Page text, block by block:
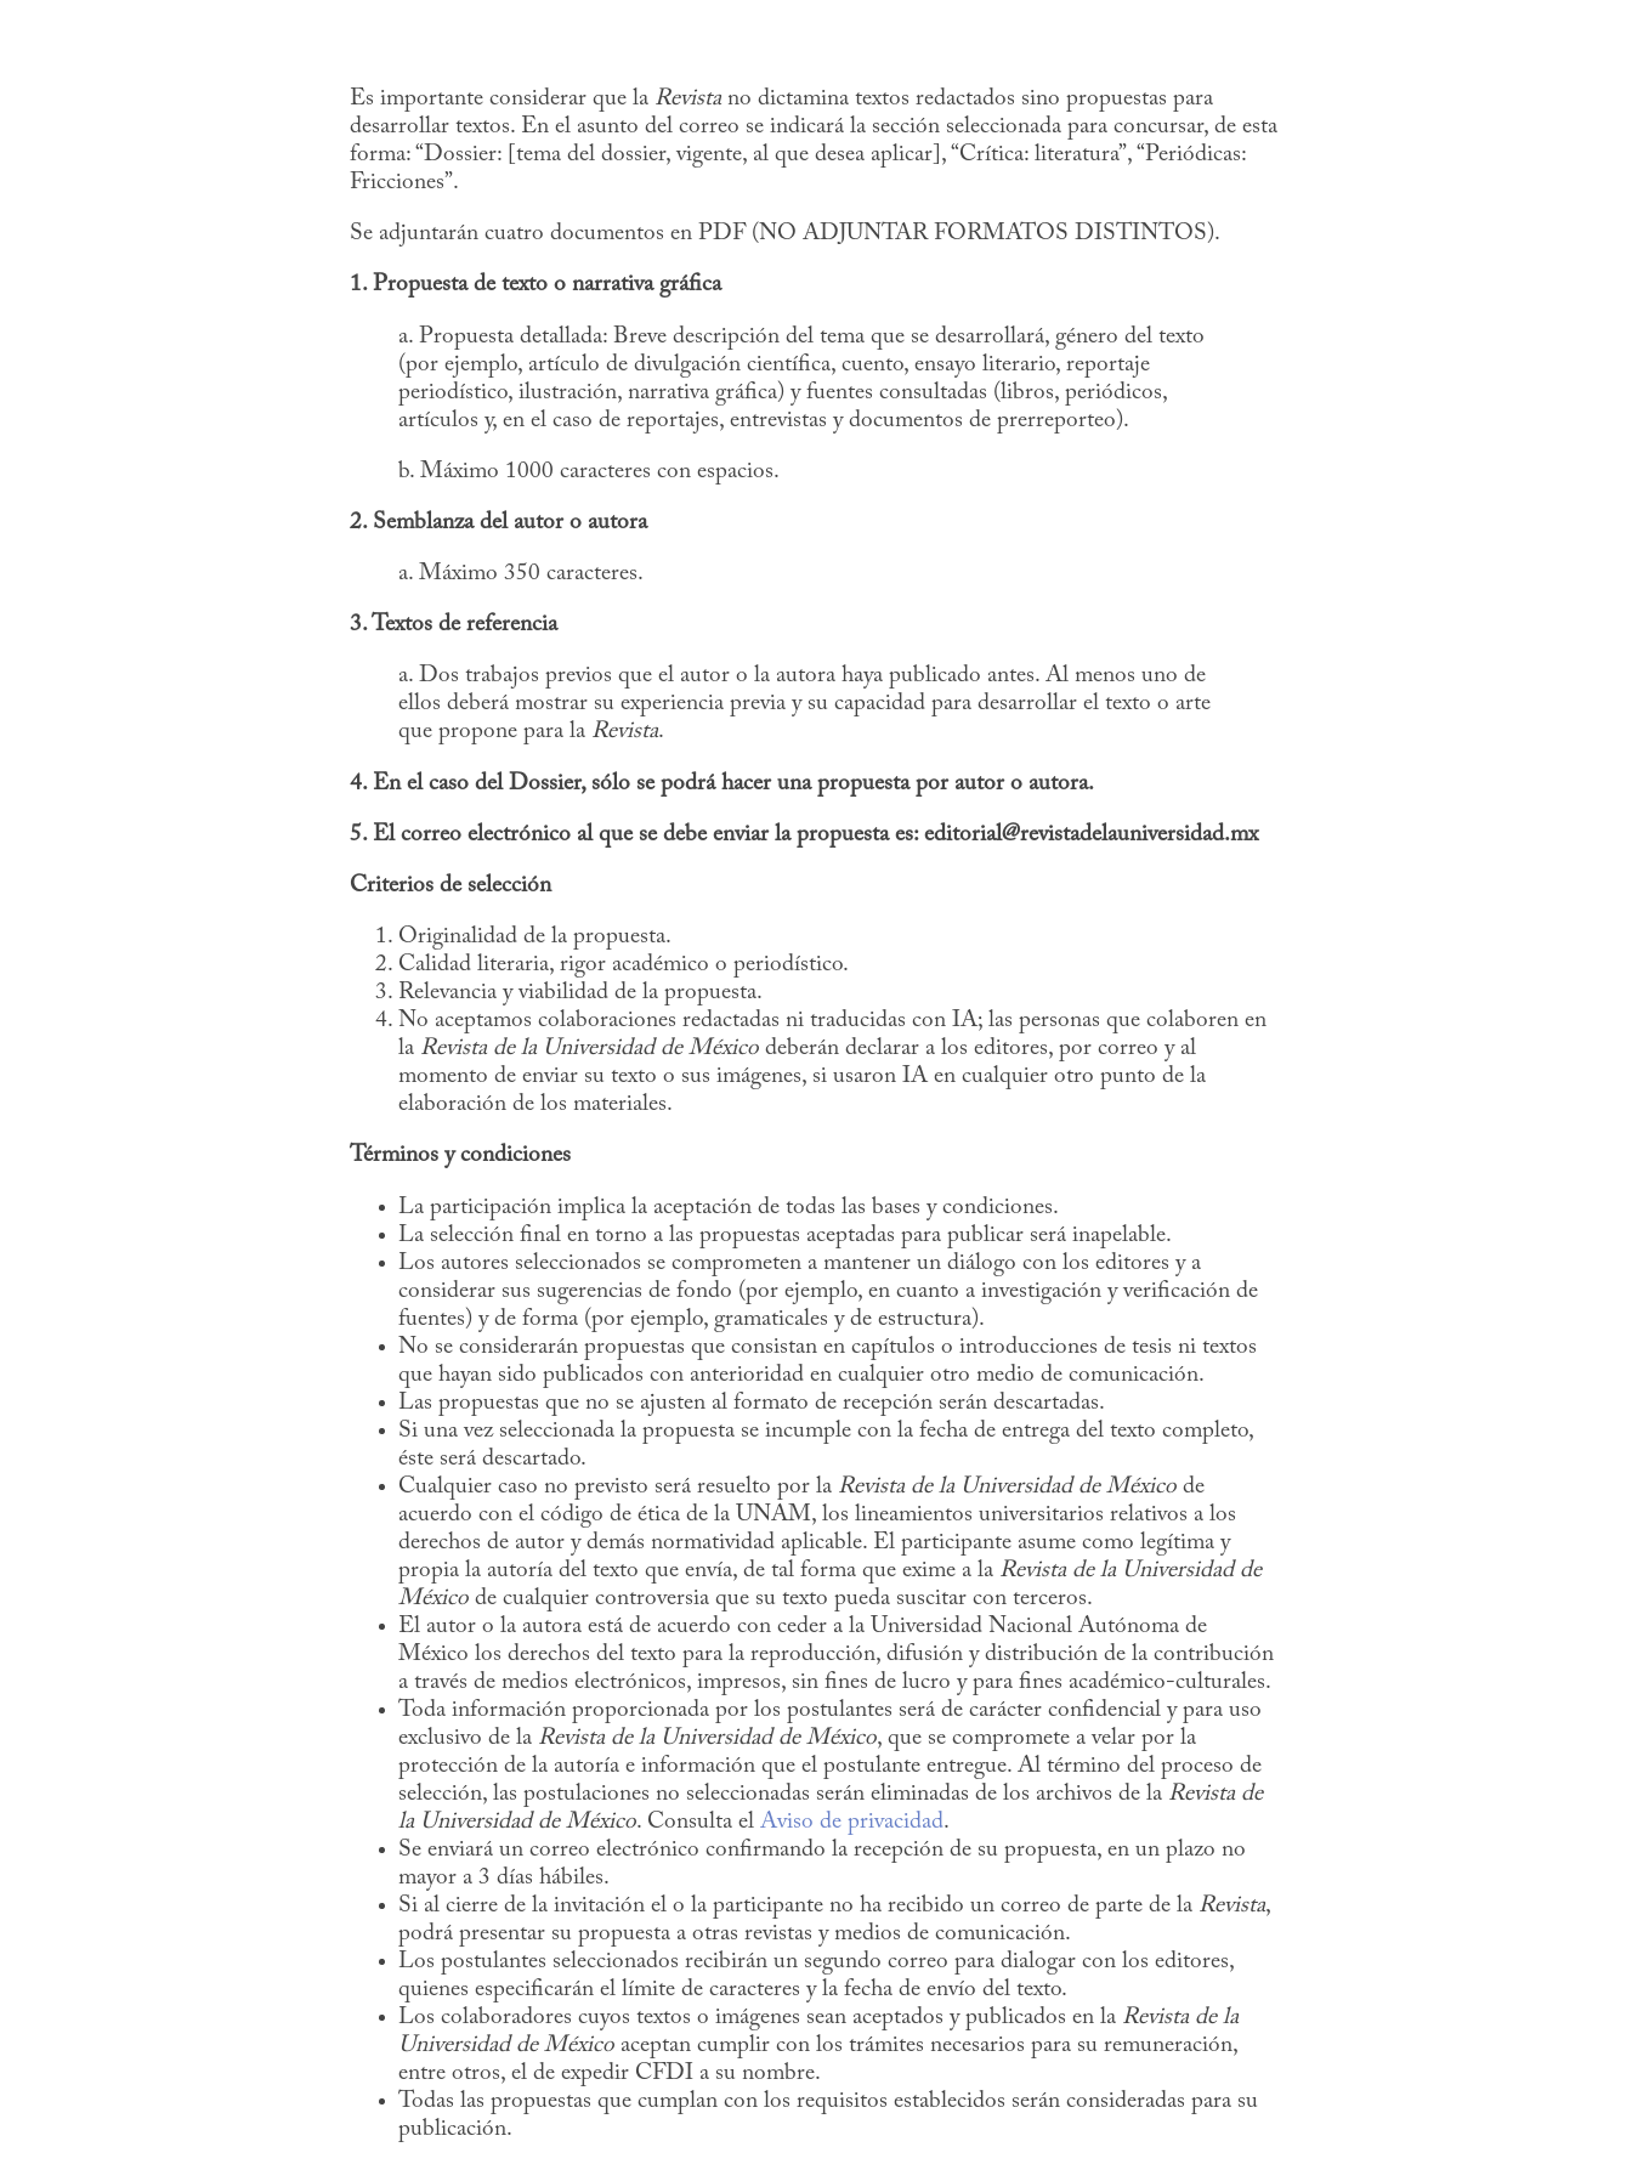
Es importante considerar que la Revista no dictamina textos redactados sino propuestas para
desarrollar textos. En el asunto del correo se indicará la sección seleccionada para concursar, de esta
forma: “Dossier: [tema del dossier, vigente, al que desea aplicar], “Crítica: literatura”, “Periódicas:
Fricciones”.
Se adjuntarán cuatro documentos en PDF (NO ADJUNTAR FORMATOS DISTINTOS).
1. Propuesta de texto o narrativa gráfica
a. Propuesta detallada: Breve descripción del tema que se desarrollará, género del texto
(por ejemplo, artículo de divulgación científica, cuento, ensayo literario, reportaje
periodístico, ilustración, narrativa gráfica) y fuentes consultadas (libros, periódicos,
artículos y, en el caso de reportajes, entrevistas y documentos de prerreporteo).
b. Máximo 1000 caracteres con espacios.
2. Semblanza del autor o autora
a. Máximo 350 caracteres.
3. Textos de referencia
a. Dos trabajos previos que el autor o la autora haya publicado antes. Al menos uno de
ellos deberá mostrar su experiencia previa y su capacidad para desarrollar el texto o arte
que propone para la Revista.
4. En el caso del Dossier, sólo se podrá hacer una propuesta por autor o autora.
5. El correo electrónico al que se debe enviar la propuesta es: editorial@revistadelauniversidad.mx
Criterios de selección
Originalidad de la propuesta.
Calidad literaria, rigor académico o periodístico.
Relevancia y viabilidad de la propuesta.
No aceptamos colaboraciones redactadas ni traducidas con IA; las personas que colaboren en
la Revista de la Universidad de México deberán declarar a los editores, por correo y al
momento de enviar su texto o sus imágenes, si usaron IA en cualquier otro punto de la
elaboración de los materiales.
Términos y condiciones
La participación implica la aceptación de todas las bases y condiciones.
La selección final en torno a las propuestas aceptadas para publicar será inapelable.
Los autores seleccionados se comprometen a mantener un diálogo con los editores y a
considerar sus sugerencias de fondo (por ejemplo, en cuanto a investigación y verificación de
fuentes) y de forma (por ejemplo, gramaticales y de estructura).
No se considerarán propuestas que consistan en capítulos o introducciones de tesis ni textos
que hayan sido publicados con anterioridad en cualquier otro medio de comunicación.
Las propuestas que no se ajusten al formato de recepción serán descartadas.
Si una vez seleccionada la propuesta se incumple con la fecha de entrega del texto completo,
éste será descartado.
Cualquier caso no previsto será resuelto por la Revista de la Universidad de México de
acuerdo con el código de ética de la UNAM, los lineamientos universitarios relativos a los
derechos de autor y demás normatividad aplicable. El participante asume como legítima y
propia la autoría del texto que envía, de tal forma que exime a la Revista de la Universidad de
México de cualquier controversia que su texto pueda suscitar con terceros.
El autor o la autora está de acuerdo con ceder a la Universidad Nacional Autónoma de
México los derechos del texto para la reproducción, difusión y distribución de la contribución
a través de medios electrónicos, impresos, sin fines de lucro y para fines académico-culturales.
Toda información proporcionada por los postulantes será de carácter confidencial y para uso
exclusivo de la Revista de la Universidad de México, que se compromete a velar por la
protección de la autoría e información que el postulante entregue. Al término del proceso de
selección, las postulaciones no seleccionadas serán eliminadas de los archivos de la Revista de
la Universidad de México. Consulta el Aviso de privacidad.
Se enviará un correo electrónico confirmando la recepción de su propuesta, en un plazo no
mayor a 3 días hábiles.
Si al cierre de la invitación el o la participante no ha recibido un correo de parte de la Revista,
podrá presentar su propuesta a otras revistas y medios de comunicación.
Los postulantes seleccionados recibirán un segundo correo para dialogar con los editores,
quienes especificarán el límite de caracteres y la fecha de envío del texto.
Los colaboradores cuyos textos o imágenes sean aceptados y publicados en la Revista de la
Universidad de México aceptan cumplir con los trámites necesarios para su remuneración,
entre otros, el de expedir CFDI a su nombre.
Todas las propuestas que cumplan con los requisitos establecidos serán consideradas para su
publicación.